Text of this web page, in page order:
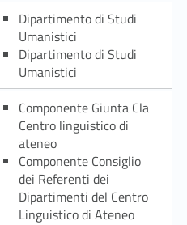
Dipartimento di Studi
Umanistici
Dipartimento di Studi
Umanistici
Componente Giunta Cla
Centro linguistico di
ateneo
Componente Consiglio
dei Referenti dei
Dipartimenti del Centro
Linguistico di Ateneo